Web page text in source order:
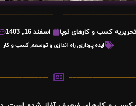
تحریریه کسب و کارهای نوپا اسفند 16, 1403
ایده پردازی,راه اندازی و توسعه,کسب و کار